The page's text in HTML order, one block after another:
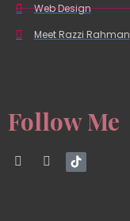
Web Design
Meet Razzi Rahman
Follow Me